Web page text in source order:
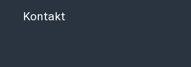
Kontakt